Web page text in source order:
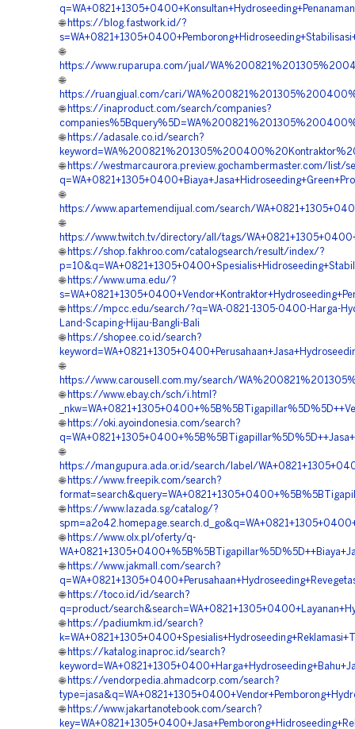
🌐 https://blog.fastwork.id/?
🌐
https://www.ruparupa.com/jual/
🌐
https://ruangjual.com/cari/
🌐 https://inaproduct.com/search/companies?
🌐 https://adasale.co.id/search?
🌐 https://westmarcaurora.preview.gochambermaster.com/list/
🌐
https://www.apartemendijual.com/search/
🌐
https://www.twitch.tv/directory/all/tags/
🌐 https://shop.fakhroo.com/catalogsearch/result/index/?
🌐 https://www.uma.edu/?
🌐 https://mpcc.edu/search/?q=WA-0821-1305-0400-Harga-
Land-Scaping-Hijau-Bangli-Bali
🌐 https://shopee.co.id/search?
🌐
https://www.carousell.com.my/search/
🌐 https://www.ebay.ch/sch/i.html?
🌐 https://oki.ayoindonesia.com/search?
🌐
https://mangupura.ada.or.id/search/label/
🌐 https://www.freepik.com/search?
🌐 https://www.lazada.sg/catalog/?
🌐 https://www.olx.pl/oferty/q-
🌐 https://www.jakmall.com/search?
🌐 https://toco.id/id/search?
q=product/
🌐 https://padiumkm.id/search?
🌐 https://katalog.inaproc.id/search?
🌐 https://vendorpedia.ahmadcorp.com/search?
🌐 https://www.jakartanotebook.com/search?